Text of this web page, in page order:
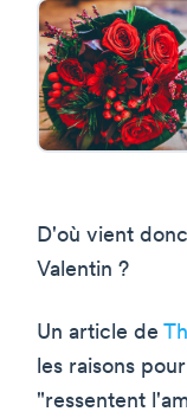
D'où vient
Valentin ?
Un article de
les raisons
"ressentent